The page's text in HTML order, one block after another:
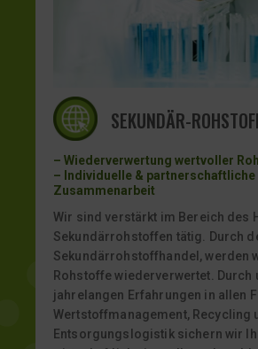
SEKUNDÄR-
– Wiederverwertung wertvoller
– Individuelle & partnerschaftliche
Zusammenarbeit
Wir sind verstärkt im Bereich des
Sekundärrohstoffen tätig. Durch
Sekundärrohstoffhandel, werden
Rohstoffe wiederverwertet. Durch
jahrelangen Erfahrungen in allen
Wertstoffmanagement, Recycling
Entsorgungslogistik sichern wir